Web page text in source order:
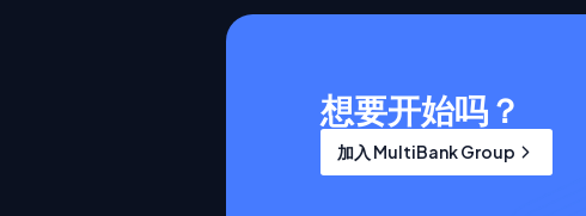
想要开始吗？
加入 MultiBank Group